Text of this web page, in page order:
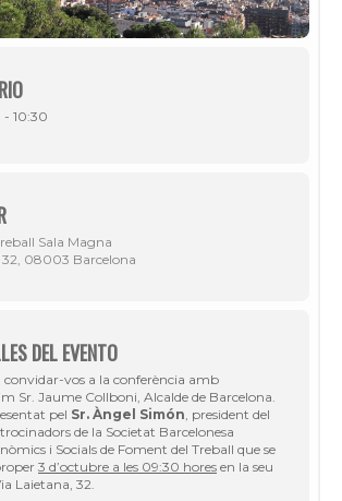
- 10:30
Sala Magna
32, 08003 Barcelona
DEL EVENTO
vos a la conferència amb
Sr. Jaume Collboni, Alcalde de Barcelona.
pel Sr. Àngel Simón , president del
de la Societat Barcelonesa
i Socials de Foment del Treball que se
3 d’octubre a les 09:30 hores en la seu
Laietana, 32.